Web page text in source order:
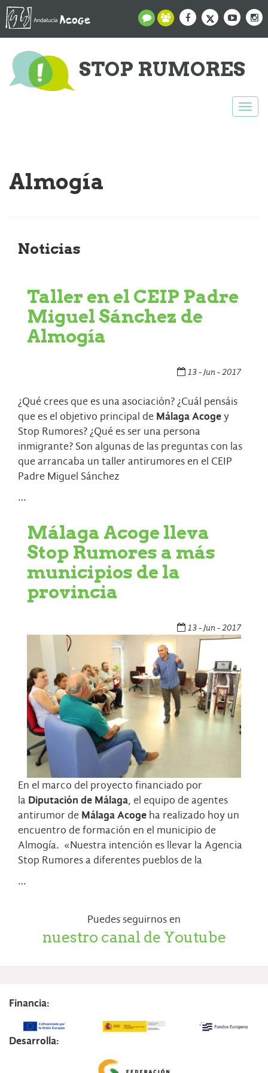
STOP RUMORES
Almogía
Noticias
Taller en el CEIP Padre
Miguel Sánchez de
Almogía
13 - Jun - 2017
¿Qué crees que es una asociación? ¿Cuál pensáis
que es el objetivo principal de Málaga Acogey
Stop Rumores? ¿Qué es ser una persona
inmigrante? Son algunas de las preguntas con las
que arrancaba un taller antirumores en el CEIP
Padre Miguel Sánchez
…
Málaga Acoge lleva
Stop Rumores a más
municipios de la
provincia
13 - Jun - 2017
En el marco del proyecto financiado por
la Diputación de Málaga, el equipo de agentes
antirumor de Málaga Acoge ha realizado hoy un
encuentro de formación en el municipio de
Almogía. «Nuestra intención es llevar la Agencia
Stop Rumores a diferentes pueblos de la
…
Puedes seguirnos en
nuestro canal de Youtube
Financia:
Desarrolla: